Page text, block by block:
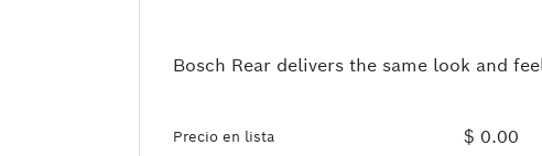
Bosch Rear delivers the same look and
Precio en lista $ 0.00